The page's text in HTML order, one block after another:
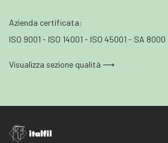
Azienda certificata:
ISO 9001 - ISO 14001 - ISO 45001 - SA 8000
Visualizza sezione qualità ⟶